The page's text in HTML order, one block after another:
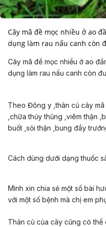
Cây mã đề mọc nhiều ở ao
dụng làm rau nấu canh còn
Cây mã đề mọc nhiều ở ao
dụng làm rau nấu canh còn
Theo Đông y ,thân củ cây
,chữa thủy thũng ,viêm thận
buốt ,sỏi thận ,bung đầy
Cách dùng dưới dạng thuốc
Mình xin chia sẻ một số bài
với một số bệnh mà chị em
Thân củ của cây cũng có thể